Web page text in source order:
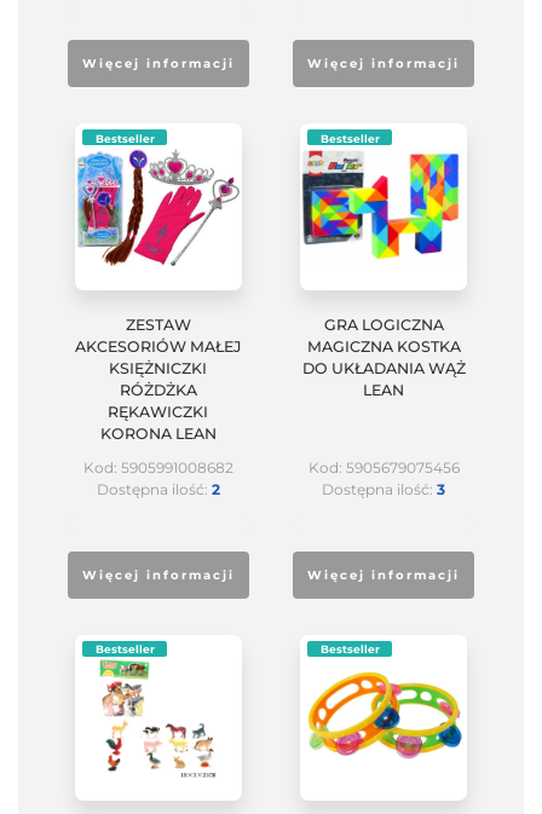
Więcej informacji Więcej informacji
Bestseller
ZESTAW
AKCESORIÓW MAŁEJ
KSIĘŻNICZKI
RÓŻDŻKA
RĘKAWICZKI
KORONA LEAN
Kod: 5905991008682
Dostępna ilość: 2
Więcej informacji
Bestseller
GRA LOGICZNA
MAGICZNA KOSTKA
DO UKŁADANIA WĄŻ
LEAN
Kod: 5905679075456
Dostępna ilość:3
Więcej informacji
Bestseller Bestseller